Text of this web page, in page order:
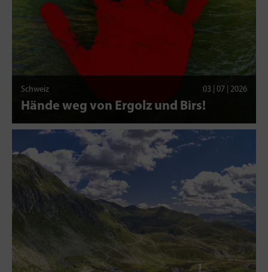
Schweiz 03 | 07 | 2026
Hände weg von Ergolz und Birs!